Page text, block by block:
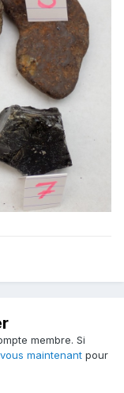
membre. Si
maintenant pour